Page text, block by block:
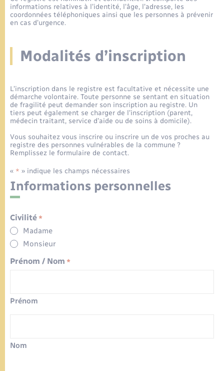
Mariage – PACS
Parrainage civil
Urbanisme
Associations
Nouvel habitant
Seniors
Transports
Contact
informations relatives à l’identité, l’âge, l’adresse, les
coordonnées téléphoniques ainsi que les personnes à prévenir
en cas d’urgence.
Modalités d’inscription
L’inscription dans le registre est facultative et nécessite une
démarche volontaire. Toute personne se sentant en situation
de fragilité peut demander son inscription au registre. Un
tiers peut également se charger de l’inscription (parent,
médecin traitant, service d’aide ou de soins à domicile).
Vous souhaitez vous inscrire ou inscrire un de vos proches au
registre des personnes vulnérables de la commune ?
Remplissez le formulaire de contact.
« * » indique les champs nécessaires
Informations personnelles
Civilité *
Madame
Monsieur
Prénom / Nom *
Prénom
Nom
Leaflet ©OpenStreetMapcontributors